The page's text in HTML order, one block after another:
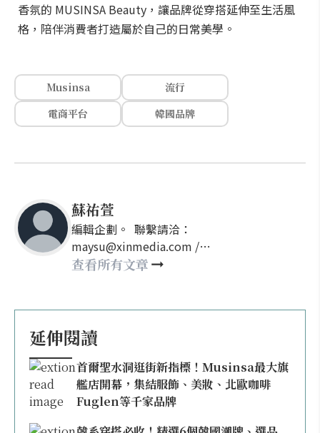
香氛的 MUSINSA Beauty，讓品牌從穿搭延伸至生活風
格，陪伴消費者打造屬於自己的日常美學。
Musinsa
流行
電商平台
韓國品牌
蘇祐萱
編輯企劃。 聯繫請洽：
maysu@xinmedia.com /
may860527@gmail.com
查看所有文章
延伸閱讀
首爾聖水洞逛街新指標！Musinsa最大旗
艦店開幕，集結服飾、美妝、北歐咖啡
Fuglen等千家品牌